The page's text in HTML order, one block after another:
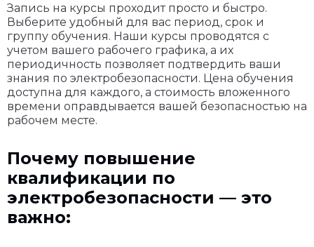
Запись на курсы проходит просто и быстро.
Выберите удобный для вас период, срок и
группу обучения. Наши курсы проводятся с
учетом вашего рабочего графика, а их
периодичность позволяет подтвердить ваши
знания по электробезопасности. Цена обучения
доступна для каждого, а стоимость вложенного
времени оправдывается вашей безопасностью на
рабочем месте.
Почему повышение
квалификации по
электробезопасности — это
важно: